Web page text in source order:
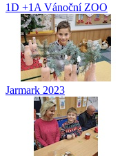
1D +1A Vánoční ZOO
Jarmark 2023